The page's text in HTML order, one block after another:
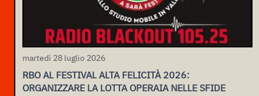
martedì 28 luglio 2026
RBO AL FESTIVAL ALTA FELICITÀ 2026:
ORGANIZZARE LA LOTTA OPERAIA NELLE SFIDE